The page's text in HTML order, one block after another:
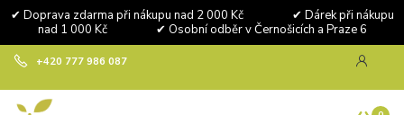
✔ Doprava zdarma při nákupu nad 2 000 Kč ✔ Dárek při nákupu
nad 1 000 Kč ✔ Osobní odběr v Černošicích a Praze 6
+420 777 986 087